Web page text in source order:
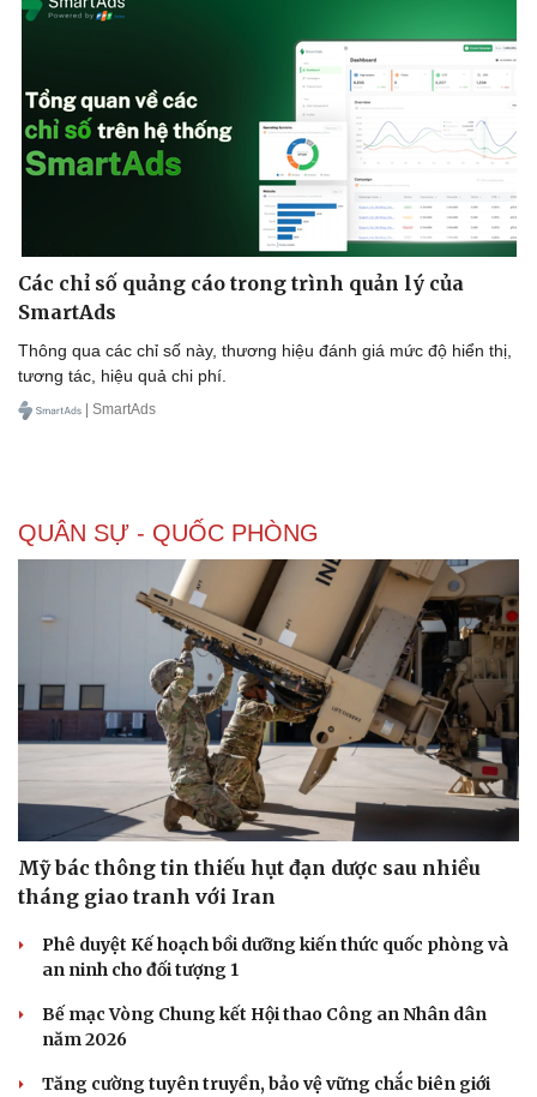
Dinh dưỡng - món ngon
Cây thuốc
Nhi khoa
Nam khoa
Làm đẹp - giảm cân
Phòng mạch online
Nhà đẹp
Tình yêu - Gia đình
Các chỉ số quảng cáo trong trình quản lý của
SmartAds
Thông qua các chỉ số này, thương hiệu đánh giá mức độ hiển thị,
tương tác, hiệu quả chi phí.
| SmartAds
QUÂN SỰ - QUỐC PHÒNG
Mỹ bác thông tin thiếu hụt đạn dược sau nhiều
tháng giao tranh với Iran
Phê duyệt Kế hoạch bồi dưỡng kiến thức quốc phòng và
an ninh cho đối tượng 1
Bế mạc Vòng Chung kết Hội thao Công an Nhân dân
năm 2026
Tăng cường tuyên truyền, bảo vệ vững chắc biên giới